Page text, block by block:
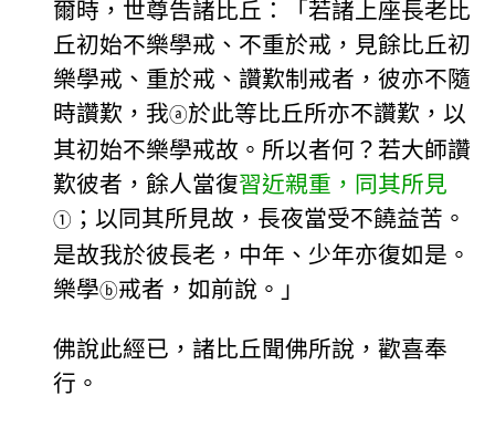
爾時，世尊告諸比丘：「若諸上座長老比
丘初始不樂學戒、不重於戒，見餘比丘初
樂學戒、重於戒、讚歎制戒者，彼亦不隨
時讚歎，我ⓐ於此等比丘所亦不讚歎，以
其初始不樂學戒故。所以者何？若大師讚
歎彼者，餘人當復習近親重，同其所見
① ；以同其所見故，長夜當受不饒益苦。
是故我於彼長老，中年、少年亦復如是。
樂學ⓑ戒者，如前說。」
佛說此經已，諸比丘聞佛所說，歡喜奉
行。